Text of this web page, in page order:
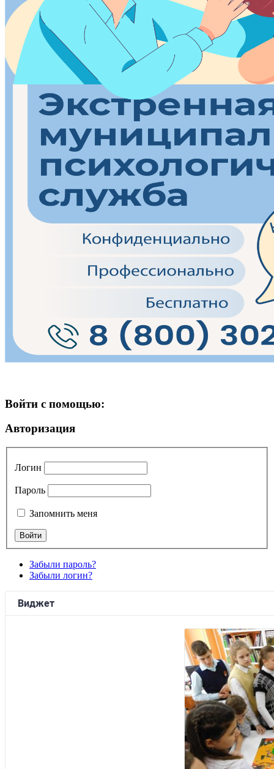
Войти с помощью:
Авторизация
Логин
Пароль
Запомнить меня
Забыли пароль?
Забыли логин?